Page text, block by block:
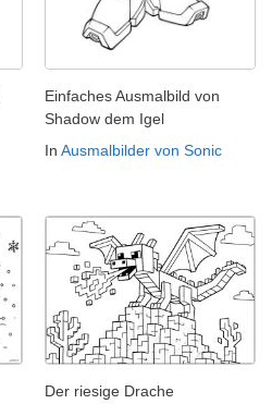
Einfaches Ausmalbild von
Shadow dem Igel
In Ausmalbilder von Sonic
Der riesige Drache